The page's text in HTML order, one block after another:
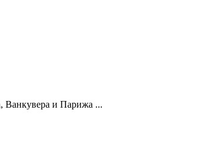
Ванкувера и Парижа ...